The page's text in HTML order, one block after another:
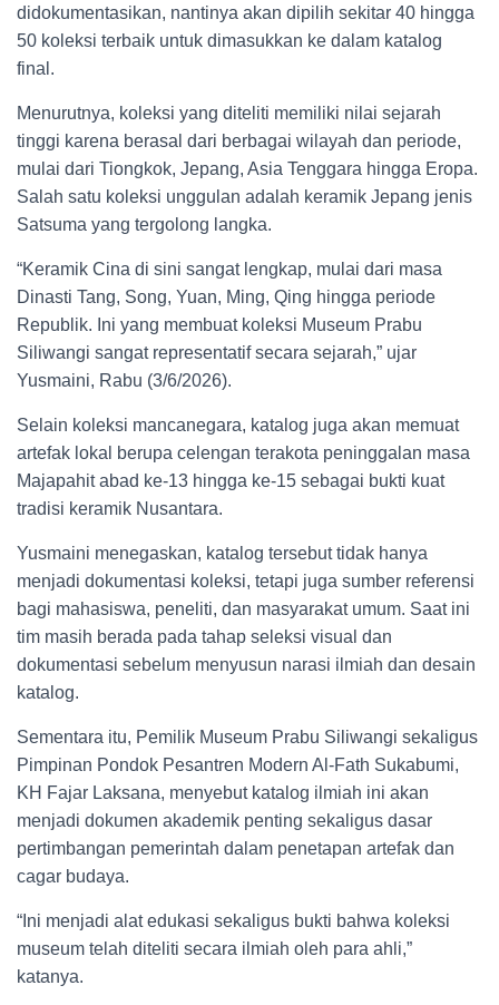
didokumentasikan, nantinya akan dipilih sekitar 40 hingga
50 koleksi terbaik untuk dimasukkan ke dalam katalog
final.
Menurutnya, koleksi yang diteliti memiliki nilai sejarah
tinggi karena berasal dari berbagai wilayah dan periode,
mulai dari Tiongkok, Jepang, Asia Tenggara hingga Eropa.
Salah satu koleksi unggulan adalah keramik Jepang jenis
Satsuma yang tergolong langka.
“Keramik Cina di sini sangat lengkap, mulai dari masa
Dinasti Tang, Song, Yuan, Ming, Qing hingga periode
Republik. Ini yang membuat koleksi Museum Prabu
Siliwangi sangat representatif secara sejarah,” ujar
Yusmaini, Rabu (3/6/2026).
Selain koleksi mancanegara, katalog juga akan memuat
artefak lokal berupa celengan terakota peninggalan masa
Majapahit abad ke-13 hingga ke-15 sebagai bukti kuat
tradisi keramik Nusantara.
Yusmaini menegaskan, katalog tersebut tidak hanya
menjadi dokumentasi koleksi, tetapi juga sumber referensi
bagi mahasiswa, peneliti, dan masyarakat umum. Saat ini
tim masih berada pada tahap seleksi visual dan
dokumentasi sebelum menyusun narasi ilmiah dan desain
katalog.
Sementara itu, Pemilik Museum Prabu Siliwangi sekaligus
Pimpinan Pondok Pesantren Modern Al-Fath Sukabumi,
KH Fajar Laksana, menyebut katalog ilmiah ini akan
menjadi dokumen akademik penting sekaligus dasar
pertimbangan pemerintah dalam penetapan artefak dan
cagar budaya.
“Ini menjadi alat edukasi sekaligus bukti bahwa koleksi
museum telah diteliti secara ilmiah oleh para ahli,”
katanya.